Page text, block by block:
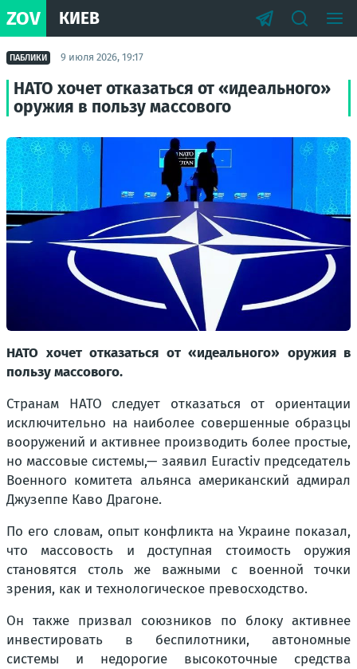
ZOV КИЕВ
ПАБЛИКИ 9 июля 2026, 19:17
НАТО хочет отказаться от «идеального»
оружия в пользу массового
НАТО хочет отказаться от «идеального» оружия в
пользу массового.
Странам НАТО следует отказаться от ориентации
исключительно на наиболее совершенные образцы
вооружений и активнее производить более простые,
но массовые системы,— заявил Euractiv председатель
Военного комитета альянса американский адмирал
Джузеппе Каво Драгоне.
По его словам, опыт конфликта на Украине показал,
что массовость и доступная стоимость оружия
становятся столь же важными с военной точки
зрения, как и технологическое превосходство.
Он также призвал союзников по блоку активнее
инвестировать в беспилотники, автономные
системы и недорогие высокоточные средства